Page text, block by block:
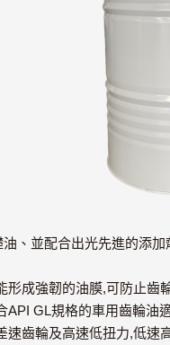
、並配合出光先進的添加
形成強韌的油膜,可防止齒
API GL規格的車用齒輪油
速齒輪及高速低扭力,低速